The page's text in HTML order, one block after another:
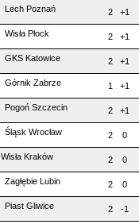
Lech Poznań 2 +1
Wisła Płock 2 +1
GKS Katowice 2 +1
Górnik Zabrze 1 +1
Pogoń Szczecin 2 +1
Śląsk Wrocław 2 0
Wisła Kraków 2 0
Zagłębie Lubin 2 0
Piast Gliwice 2 -1